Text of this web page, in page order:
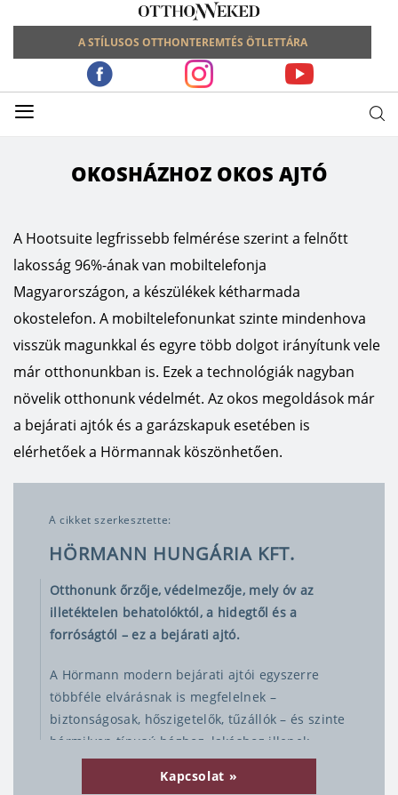
A STÍLUSOS OTTHONTEREMTÉS ÖTLETTÁRA
≡
OKOSHÁZHOZ OKOS AJTÓ
A Hootsuite legfrissebb felmérése szerint a felnőtt
lakosság 96%-ának van mobiltelefonja
Magyarországon, a készülékek kétharmada
okostelefon. A mobiltelefonunkat szinte mindenhova
visszük magunkkal és egyre több dolgot irányítunk vele
már otthonunkban is. Ezek a technológiák nagyban
növelik otthonunk védelmét. Az okos megoldások már
a bejárati ajtók és a garázskapuk esetében is
elérhetőek a Hörmannak köszönhetően.
A cikket szerkesztette:
HÖRMANN HUNGÁRIA KFT.
Otthonunk őrzője, védelmezője, mely óv az
illetéktelen behatolóktól, a hidegtől és a
forróságtól – ez a bejárati ajtó.
A Hörmann modern bejárati ajtói egyszerre
többféle elvárásnak is megfelelnek –
biztonságosak, hőszigetelők, tűzállók – és szinte
bármilyen típusú házhoz, lakáshoz illenek.
Ugyanilyen fontos a garázskapu, amely szintén
egy hosszú távú beruházás, általában
Kapcsolat